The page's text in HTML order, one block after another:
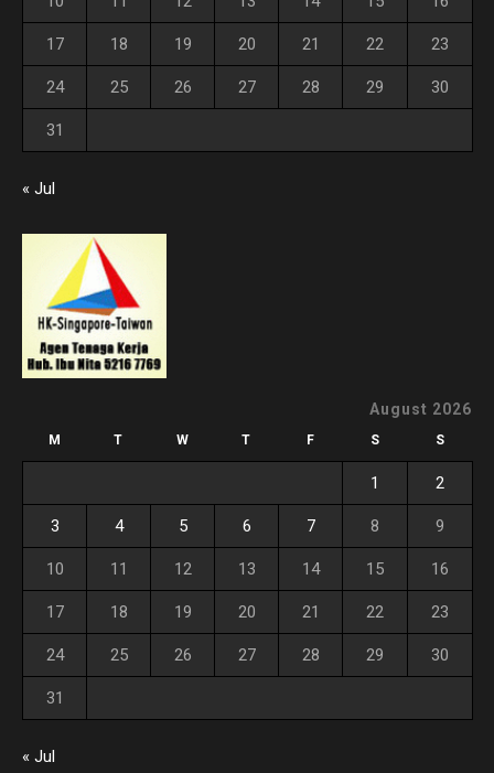
17 18 19 20 21 22 23
24 25 26 27 28 29 30
31
« Jul
August 2026
M T W T F S S
1 2
3 4 5 6 7 8 9
10 11 12 13 14 15 16
17 18 19 20 21 22 23
24 25 26 27 28 29 30
31
« Jul